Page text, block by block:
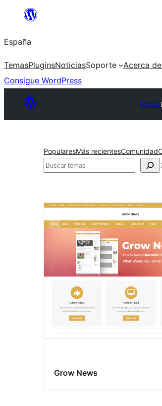
Saltar
contenido
España
TemasPluginsNoticiasSoporte Acerca de
Consigue WordPress
Temas
PopularesMás recientesComunidad
Buscar
Diseño
de
cuadrícula
Grow News